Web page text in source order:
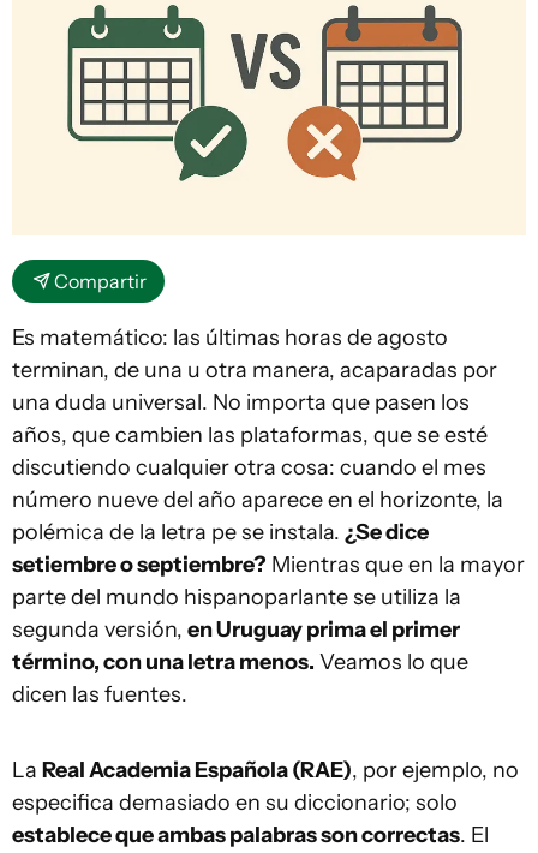
Compartir
Es matemático: las últimas horas de agosto
terminan, de una u otra manera, acaparadas por
una duda universal. No importa que pasen los
años, que cambien las plataformas, que se esté
discutiendo cualquier otra cosa: cuando el mes
número nueve del año aparece en el horizonte, la
polémica de la letra pe se instala. ¿Se dice
setiembre o septiembre? Mientras que en la mayor
parte del mundo hispanoparlante se utiliza la
segunda versión, en Uruguay prima el primer
término, con una letra menos. Veamos lo que
dicen las fuentes.
La Real Academia Española (RAE), por ejemplo, no
especifica demasiado en su diccionario; solo
establece que ambas palabras son correctas. El